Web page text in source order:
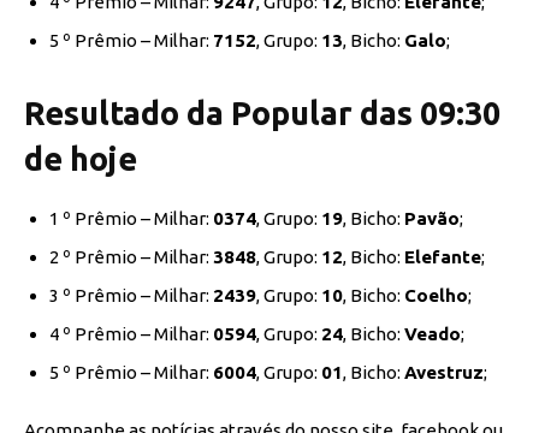
5 º Prêmio – Milhar: 7152, Grupo: 13, Bicho: Galo;
Resultado da Popular das 09:30
de hoje
1 º Prêmio – Milhar: 0374, Grupo: 19, Bicho: Pavão;
2 º Prêmio – Milhar: 3848, Grupo: 12, Bicho: Elefante;
3 º Prêmio – Milhar: 2439, Grupo: 10, Bicho: Coelho;
4 º Prêmio – Milhar: 0594, Grupo: 24, Bicho: Veado;
5 º Prêmio – Milhar: 6004, Grupo: 01, Bicho: Avestruz;